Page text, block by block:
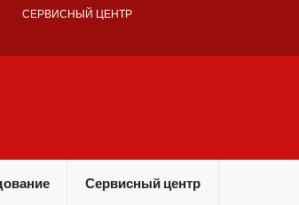
СЕРВИСНЫЙ ЦЕНТР
Сервисный центр